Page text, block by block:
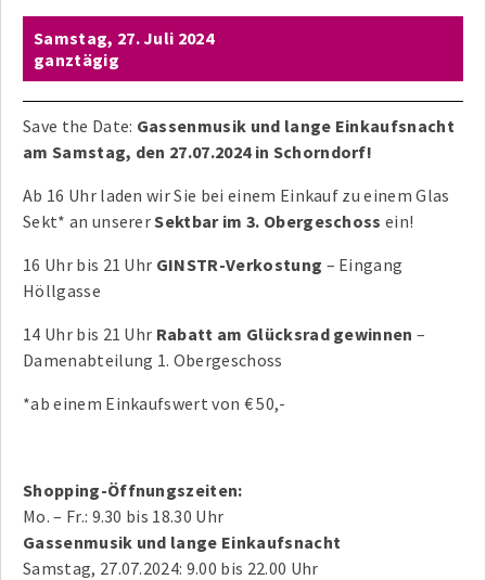
Samstag, 27. Juli 2024
ganztägig
Save the Date: Gassenmusik und lange Einkaufsnacht
am Samstag, den 27.07.2024 in Schorndorf!
Ab 16 Uhr laden wir Sie bei einem Einkauf zu einem Glas
Sekt* an unsererSektbar im 3. Obergeschoss ein!
16 Uhr bis 21 Uhr GINSTR-Verkostung – Eingang
Höllgasse
14 Uhr bis 21 Uhr Rabatt am Glücksrad gewinnen –
Damenabteilung 1. Obergeschoss
*ab einem Einkaufswert von € 50,-
Shopping-Öffnungszeiten:
Mo. – Fr.: 9.30 bis 18.30 Uhr
Gassenmusik und lange Einkaufsnacht
Samstag, 27.07.2024: 9.00 bis 22.00 Uhr